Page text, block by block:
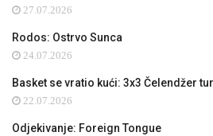
27.07.2026
Rodos: Ostrvo Sunca
24.07.2026
Basket se vratio kući: 3x3 Čelendžer
22.07.2026
Odjekivanje: Foreign Tongue